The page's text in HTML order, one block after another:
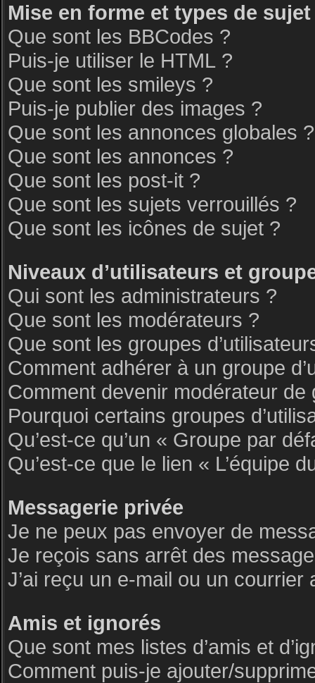
Mise en forme et types de sujet
Que sont les BBCodes ?
Puis-je utiliser le HTML ?
Que sont les smileys ?
Puis-je publier des images ?
Que sont les annonces globales ?
Que sont les annonces ?
Que sont les post-it ?
Que sont les sujets verrouillés ?
Que sont les icônes de sujet ?
Niveaux d’utilisateurs et
Qui sont les administrateurs ?
Que sont les modérateurs ?
Que sont les groupes
Comment adhérer à un groupe
Comment devenir modérateur de
Pourquoi certains groupes
Qu’est-ce qu’un « Groupe par
Qu’est-ce que le lien « L’équipe
Messagerie privée
Je ne peux pas envoyer de
Je reçois sans arrêt des
J’ai reçu un e-mail ou un courrier
Amis et ignorés
Que sont mes listes d’amis et
Comment puis-je ajouter/